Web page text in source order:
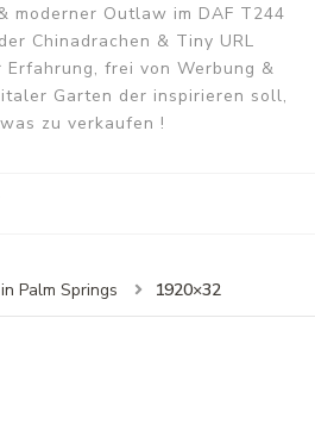
moderner Outlaw im DAF T244
Chinadrachen & Tiny URL
Erfahrung, frei von Werbung &
Garten der inspirieren soll,
zu verkaufen !
Palm Springs
1920×32